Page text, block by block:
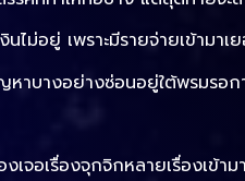
ไม่อยู่ เพราะมีรายจ่ายเข้ามาเย
าบางอย่างซ่อนอยู่ใต้พรมรอก
จอเรื่องจุกจิกหลายเรื่องเข้า